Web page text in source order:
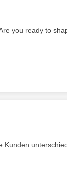
you ready to
Kunden